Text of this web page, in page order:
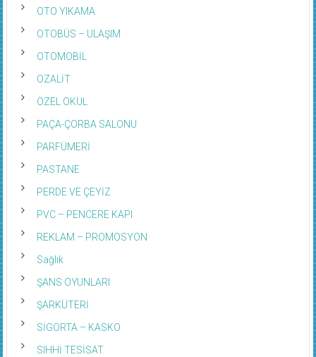
OTO YIKAMA
OTOBÜS – ULAŞIM
OTOMOBİL
OZALİT
ÖZEL OKUL
PAÇA-ÇORBA SALONU
PARFÜMERİ
PASTANE
PERDE VE ÇEYİZ
PVC – PENCERE KAPI
REKLAM – PROMOSYON
Sağlık
ŞANS OYUNLARI
ŞARKÜTERİ
SİGORTA – KASKO
SIHHİ TESİSAT